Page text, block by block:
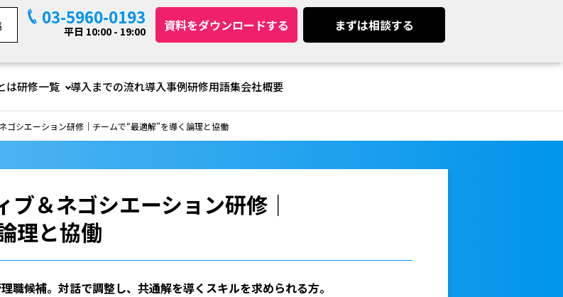
03-5960-0193
平日 10:00 - 19:00 資料をダウンロードする まずは相談する
は研修一覧 導入までの流れ導入事例研修用語集会社概要
ゴシエーション研修｜チームで“最適解”を導く論理と協働
＆ネゴシエーション研修｜
理と協働
職候補。対話で調整し、共通解を導くスキルを求められる方。